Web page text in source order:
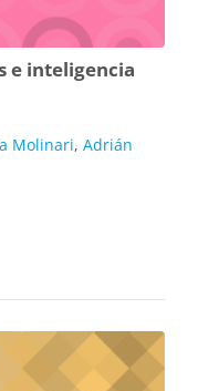
e inteligencia
Molinari, Adrián